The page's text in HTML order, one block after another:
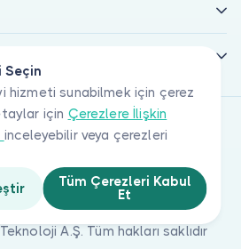
Seçin
hizmeti sunabilmek için çerez
için Çerezlere İlişkin
inceleyebilir veya çerezleri
Tüm Çerezleri Kabul
Et
A.Ş. Tüm hakları saklıdır